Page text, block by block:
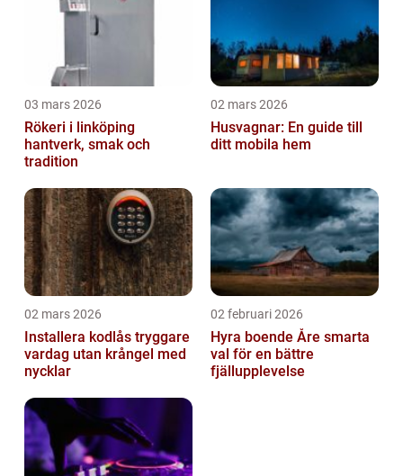
03 mars 2026
Rökeri i linköping
hantverk, smak och
tradition
02 mars 2026
Husvagnar: En guide till
ditt mobila hem
02 mars 2026
Installera kodlås tryggare
vardag utan krångel med
nycklar
02 februari 2026
Hyra boende Åre smarta
val för en bättre
fjällupplevelse